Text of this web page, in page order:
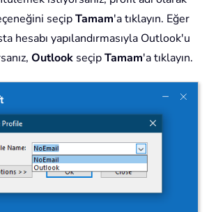
seçipTamam'a tıklayın. Eğer
hesabı yapılandırmasıyla Outlook'u
Outlook seçipTamam'a tıklayın.